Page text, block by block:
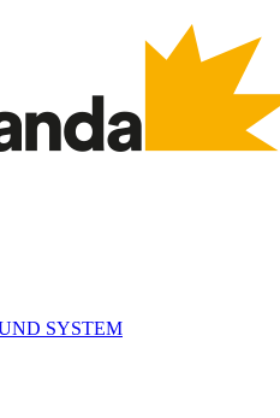
SYSTEM